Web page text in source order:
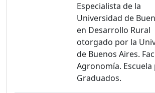
Especialista de la
Universidad de
en Desarrollo Rural
otorgado por la
de Buenos Aires.
Agronomía. Escuela
Graduados.